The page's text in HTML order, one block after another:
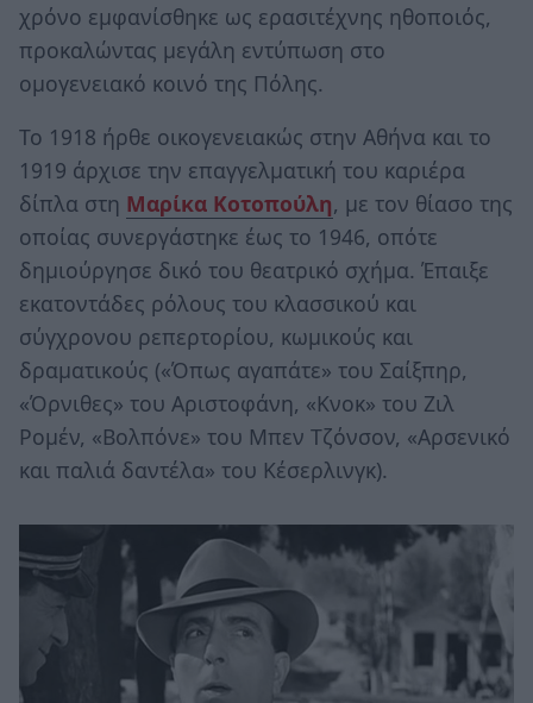
χρόνο εμφανίσθηκε ως ερασιτέχνης ηθοποιός,
προκαλώντας μεγάλη εντύπωση στο
ομογενειακό κοινό της Πόλης.
Το 1918 ήρθε οικογενειακώς στην Αθήνα και το
1919 άρχισε την επαγγελματική του καριέρα
δίπλα στη Μαρίκα Κοτοπούλη, με τον θίασο της
οποίας συνεργάστηκε έως το 1946, οπότε
δημιούργησε δικό του θεατρικό σχήμα. Έπαιξε
εκατοντάδες ρόλους του κλασσικού και
σύγχρονου ρεπερτορίου, κωμικούς και
δραματικούς («Όπως αγαπάτε» του Σαίξπηρ,
«Όρνιθες» του Αριστοφάνη, «Κνοκ» του Ζιλ
Ρομέν, «Βολπόνε» του Μπεν Τζόνσον, «Αρσενικό
και παλιά δαντέλα» του Κέσερλινγκ).